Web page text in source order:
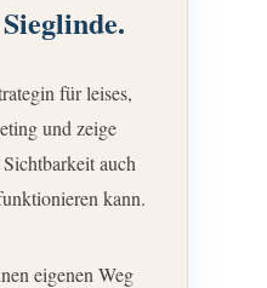
für leises,
und zeige
auch
kann.
eigenen Weg